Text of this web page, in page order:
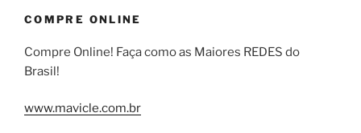
COMPRE ONLINE
Compre Online! Faça como as Maiores REDES do
Brasil!
www.mavicle.com.br